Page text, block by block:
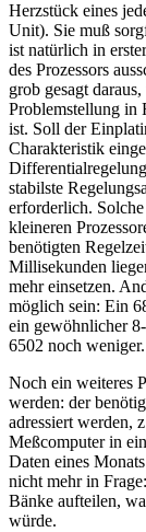
Herzstück eines
Unit). Sie muß
ist natürlich in
des Prozessors
grob gesagt
Problemstellung in
ist. Soll der
Charakteristik
stabilste
erforderlich.
kleineren
benötigten
Millisekunden
mehr einsetzen.
möglich sein: Ein
ein gewöhnlicher
6502 noch weniger.
Noch ein weiteres
werden: der
adressiert werden,
Meßcomputer in
Daten eines
nicht mehr in
Bänke aufteilen,
würde.